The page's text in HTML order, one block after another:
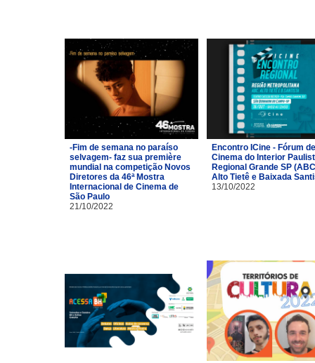
-Fim de semana no paraíso
selvagem- faz sua première
mundial na competição Novos
Diretores da 46ª Mostra
Internacional de Cinema de
São Paulo
21/10/2022
Encontro ICine - Fórum de
Cinema do Interior
Regional Grande SP
Alto Tietê e Baixada
13/10/2022